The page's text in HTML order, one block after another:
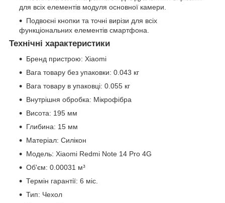
для всіх елементів модуля основної камери.
Подвоєні кнопки та точні вирізи для всіх
функціональних елементів смартфона.
Технічні характеристики
Бренд пристрою: Xiaomi
Вага товару без упаковки: 0.043 кг
Вага товару в упаковці: 0.055 кг
Внутрішня обробка: Мікрофібра
Висота: 195 мм
Глибина: 15 мм
Матеріал: Силікон
Модель: Xiaomi Redmi Note 14 Pro 4G
Об'єм: 0.00031 м³
Термін гарантії: 6 міс.
Тип: Чехол